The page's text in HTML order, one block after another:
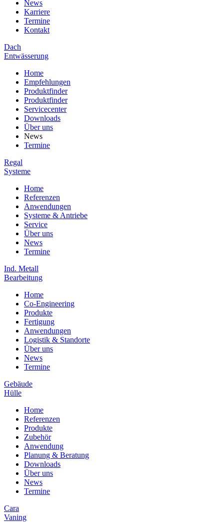
News
Karriere
Termine
Kontakt
Dach
Entwässerung
Home
Empfehlungen
Produktfinder
Produktfinder
Servicecenter
Downloads
Über uns
News
Termine
Regal
Systeme
Home
Referenzen
Anwendungen
Systeme & Antriebe
Service
Über uns
News
Termine
Ind. Metall
Bearbeitung
Home
Co-Engineering
Produkte
Fertigung
Anwendungen
Logistik & Standorte
Über uns
News
Termine
Gebäude
Hülle
Home
Referenzen
Produkte
Zubehör
Anwendung
Planung & Beratung
Downloads
Über uns
News
Termine
Cara
Vaning